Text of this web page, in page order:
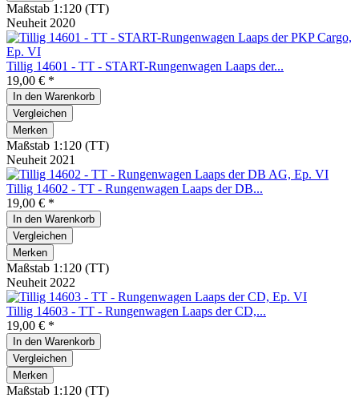
Maßstab 1:120 (TT)
Neuheit 2020
Tillig 14601 - TT - START-Rungenwagen Laaps der...
19,00 € *
In den Warenkorb
Vergleichen
Merken
Maßstab 1:120 (TT)
Neuheit 2021
Tillig 14602 - TT - Rungenwagen Laaps der DB...
19,00 € *
In den Warenkorb
Vergleichen
Merken
Maßstab 1:120 (TT)
Neuheit 2022
Tillig 14603 - TT - Rungenwagen Laaps der CD,...
19,00 € *
In den Warenkorb
Vergleichen
Merken
Maßstab 1:120 (TT)